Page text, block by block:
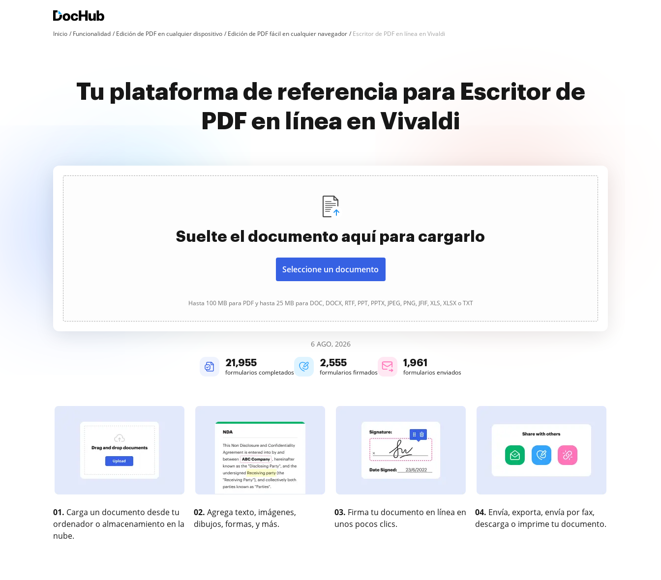
Inicio Funcionalidad Edición de PDF en cualquier dispositivo Edición de PDF fácil en cualquier navegador Escritor de PDF en línea en Vivaldi
Tu plataforma de referencia para Escritor de
PDF en línea en Vivaldi
Suelte el documento aquí para cargarlo
Seleccione un documento
Hasta 100 MB para PDF y hasta 25 MB para DOC, DOCX, RTF, PPT, PPTX, JPEG, PNG, JFIF, XLS, XLSX o TXT
6 AGO, 2026
21,955
formularios completados
2,556
formularios firmados
1,961
formularios enviados
01. Carga un documento desde tu
ordenador o almacenamiento en la
nube.
02. Agrega texto, imágenes,
dibujos, formas, y más.
03. Firma tu documento en línea en
unos pocos clics.
04. Envía, exporta, envía por fax,
descarga o imprime tu documento.